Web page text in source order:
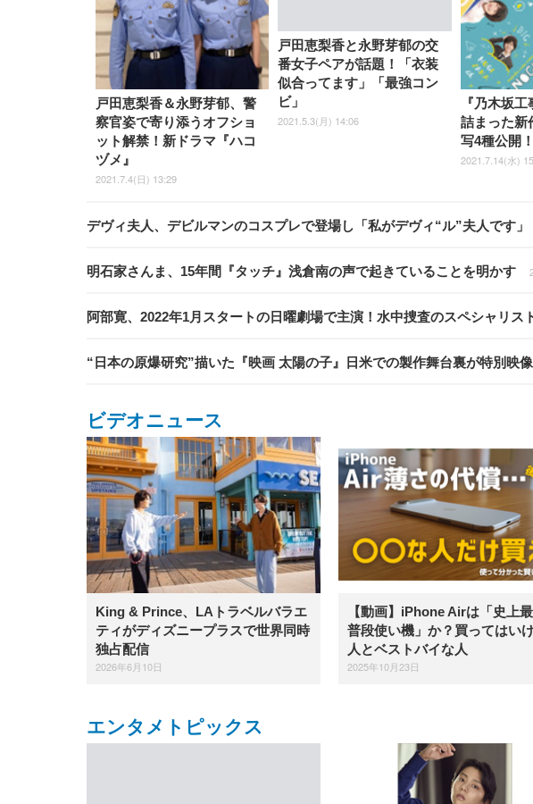
戸田恵梨香＆永野芽郁、警
察官姿で寄り添うオフショ
ット解禁！新ドラマ『ハコ
ヅメ』
2021.7.4(日) 13:29
戸田恵梨香と永野芽郁の交
番女子ペアが話題！「衣装
似合ってます」「最強コン
ビ」
2021.5.3(月) 14:06
『乃木坂
詰まった新
写4種公開！
2021.7.14(水)
デヴィ夫人、デビルマンのコスプレで登場し「私がデヴィ“ル”夫人です」
明石家さんま、15年間『タッチ』浅倉南の声で起きていることを明かす
阿部寛、2022年1月スタートの日曜劇場で主演！水中捜査のスペシャリス
“日本の原爆研究”描いた『映画 太陽の子』日米での製作舞台裏が特別映
ビデオニュース
King & Prince、LAトラベルバラエ
ティがディズニープラスで世界同時
独占配信
2026年6月10日
【動画】iPhone Airは「史上
普段使い機」か？買ってはい
人とベストバイな人
2025年10月23日
エンタメトピックス